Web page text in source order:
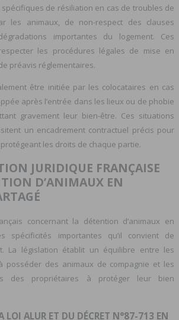
de résiliation en cas de troubles de
les animaux, de non-respect des clauses
importantes du logement. Ces
les procédures légales de mise en
préavis réglementaires.
être initiée par les colocataires en cas
après l’entrée dans les lieux ou de phobie
gravement leur bien-être. Ces situations
un encadrement contractuel précis pour
les droits de chaque partie.
JURIDIQUE FRANÇAISE
D’ANIMAUX EN
concernant la détention d’animaux en
spécificités importantes qu’il convient de
La législation établit un équilibre entre les
posséder des animaux de compagnie et les
des propriétaires à protéger leur bien
LOI ALUR ET DU DÉCRET N°87-713 EN